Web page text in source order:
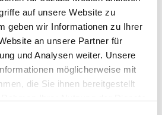
auf unsere Website zu
geben wir Informationen zu Ihrer
an unsere Partner für
und Analysen weiter. Unsere
möglicherweise mit
die Sie ihnen bereitgestellt